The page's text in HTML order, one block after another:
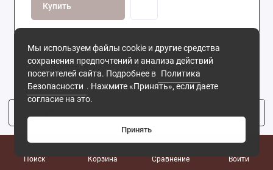
Поиск Корзина
0
Сравнение
Войти
Купить
Мы используем файлы cookie и другие средства
сохранения предпочтений и анализа действий
посетителей сайта. Подробнее в Политика
Безопасности . Нажмите «Принять», если даете
согласие на это.
Принять